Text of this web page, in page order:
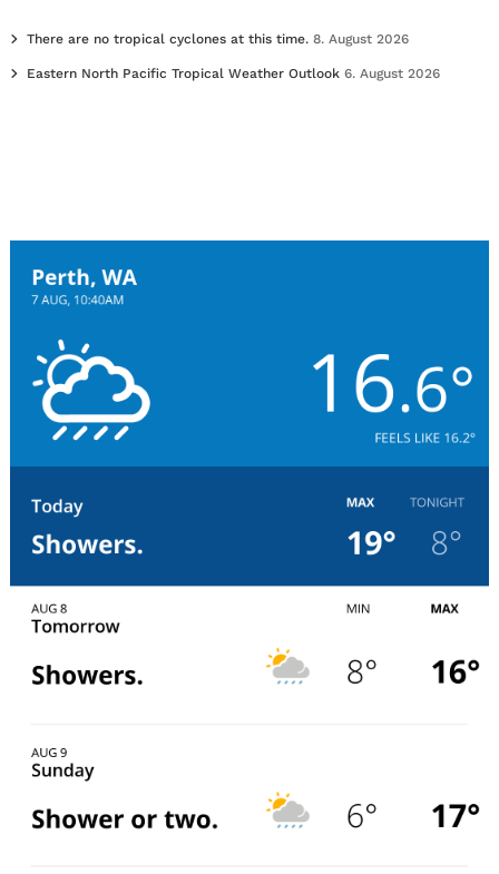
There are no tropical cyclones at this time. 8. August 2026
Eastern North Pacific Tropical Weather Outlook 6. August 2026